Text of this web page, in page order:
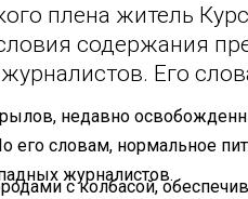
плена житель
содержания
Его
недавно
его словам, нормальное
журналистов.
с колбасой,